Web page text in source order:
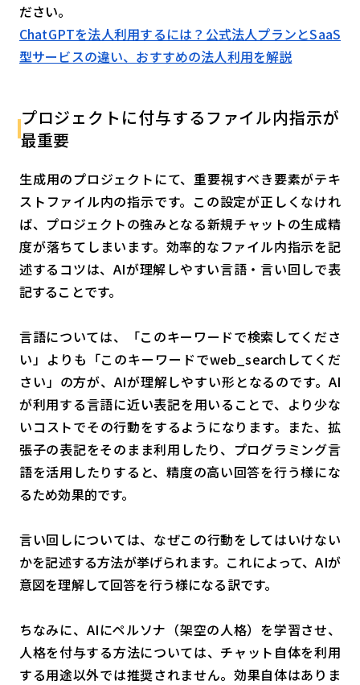
ださい。
ChatGPTを法人利用するには？公式法人プランとSaaS
型サービスの違い、おすすめの法人利用を解説
プロジェクトに付与するファイル内指示が
最重要
生成用のプロジェクトにて、重要視すべき要素がテキ
ストファイル内の指示です。この設定が正しくなけれ
ば、プロジェクトの強みとなる新規チャットの生成精
度が落ちてしまいます。効率的なファイル内指示を記
述するコツは、AIが理解しやすい言語・言い回しで表
記することです。
言語については、「このキーワードで検索してくださ
い」よりも「このキーワードでweb_searchしてくだ
さい」の方が、AIが理解しやすい形となるのです。AI
が利用する言語に近い表記を用いることで、より少な
いコストでその行動をするようになります。また、拡
張子の表記をそのまま利用したり、プログラミング言
語を活用したりすると、精度の高い回答を行う様にな
るため効果的です。
言い回しについては、なぜこの行動をしてはいけない
かを記述する方法が挙げられます。これによって、AIが
意図を理解して回答を行う様になる訳です。
ちなみに、AIにペルソナ（架空の人格）を学習させ、
人格を付与する方法については、チャット自体を利用
する用途以外では推奨されません。効果自体はありま